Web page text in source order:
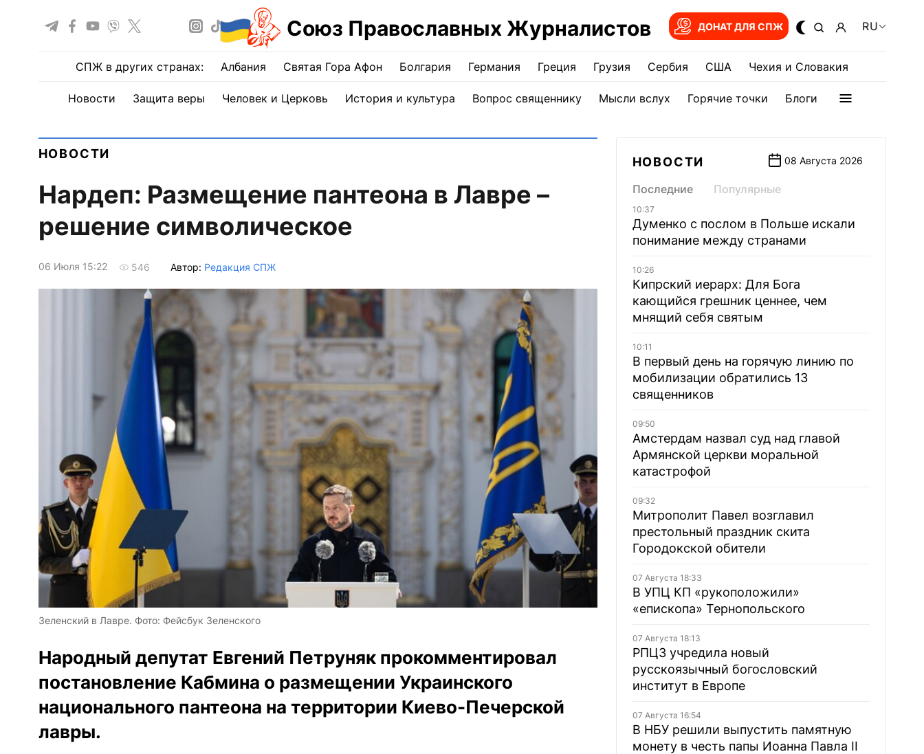
Союз Православных Журналистов ДОНАТ ДЛЯ СПЖ RU
СПЖ в других странах: Албания Святая Гора Афон Болгария Германия Греция Грузия Сербия США Чехия и Словакия
Новости Защита веры Человек и Церковь История и культура Вопрос священнику Мысли вслух Горячие точки Блоги
НОВОСТИ
Нардеп: Размещение пантеона в Лавре –
решение символическое
06 Июля 15:22 546 Автор: Редакция СПЖ
Зеленский в Лавре. Фото: Фейсбук Зеленского
Народный депутат Евгений Петруняк прокомментировал
постановление Кабмина о размещении Украинского
национального пантеона на территории Киево-Печерской
лавры.
НОВОСТИ 08 Августа 2026
Последние Популярные
10:37
Думенко с послом в Польше искали
понимание между странами
10:26
Кипрский иерарх: Для Бога
кающийся грешник ценнее, чем
мнящий себя святым
10:11
В первый день на горячую линию по
мобилизации обратились 13
священников
09:50
Амстердам назвал суд над главой
Армянской церкви моральной
катастрофой
09:32
Митрополит Павел возглавил
престольный праздник скита
Городокской обители
07 Августа 18:33
В УПЦ КП «рукоположили»
«епископа» Тернопольского
07 Августа 18:13
РПЦЗ учредила новый
русскоязычный богословский
институт в Европе
07 Августа 16:54
В НБУ решили выпустить памятную
монету в честь папы Иоанна Павла II